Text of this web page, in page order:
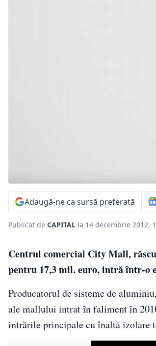
Adaugă-ne ca sursă preferată
Publicat de CAPITAL la 14 decembrie 2012,
Centrul comercial City Mall,
pentru 17,3 mil. euro, intră într-o
Producatorul de sisteme de
ale mallului intrat în faliment în
intrările principale cu înaltă izolare